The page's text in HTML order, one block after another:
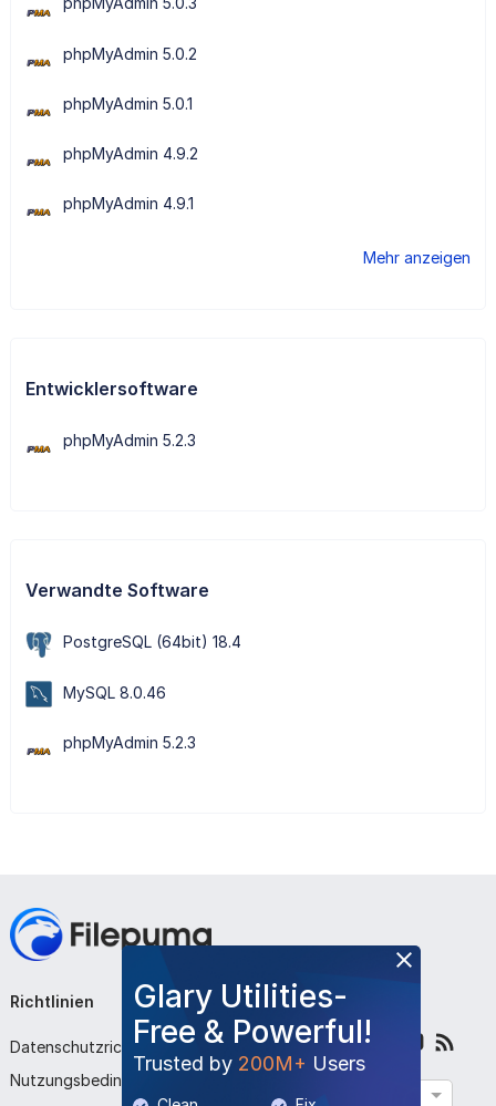
phpMyAdmin 5.0.2
phpMyAdmin 5.0.1
phpMyAdmin 4.9.2
phpMyAdmin 4.9.1
Mehr anzeigen
Entwicklersoftware
phpMyAdmin 5.2.3
Verwandte Software
PostgreSQL (64bit) 18.4
MySQL 8.0.46
phpMyAdmin 5.2.3
Glary Utilities-
Free & Powerful!
Trusted by 200M+ Users
Richtlinien
Datenschutzrichtlinie
Nutzungsbedingungen
Unternehmen
Über uns
Kontaktieren Sie uns
Folge uns